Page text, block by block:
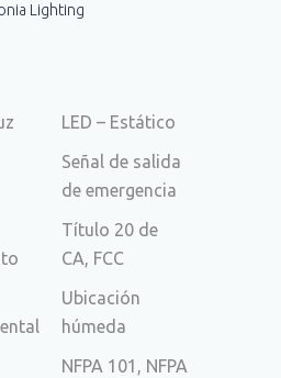
Lighting
LED – Estático
Señal de salida
de emergencia
Título 20 de
CA, FCC
Ubicación
húmeda
NFPA 101, NFPA